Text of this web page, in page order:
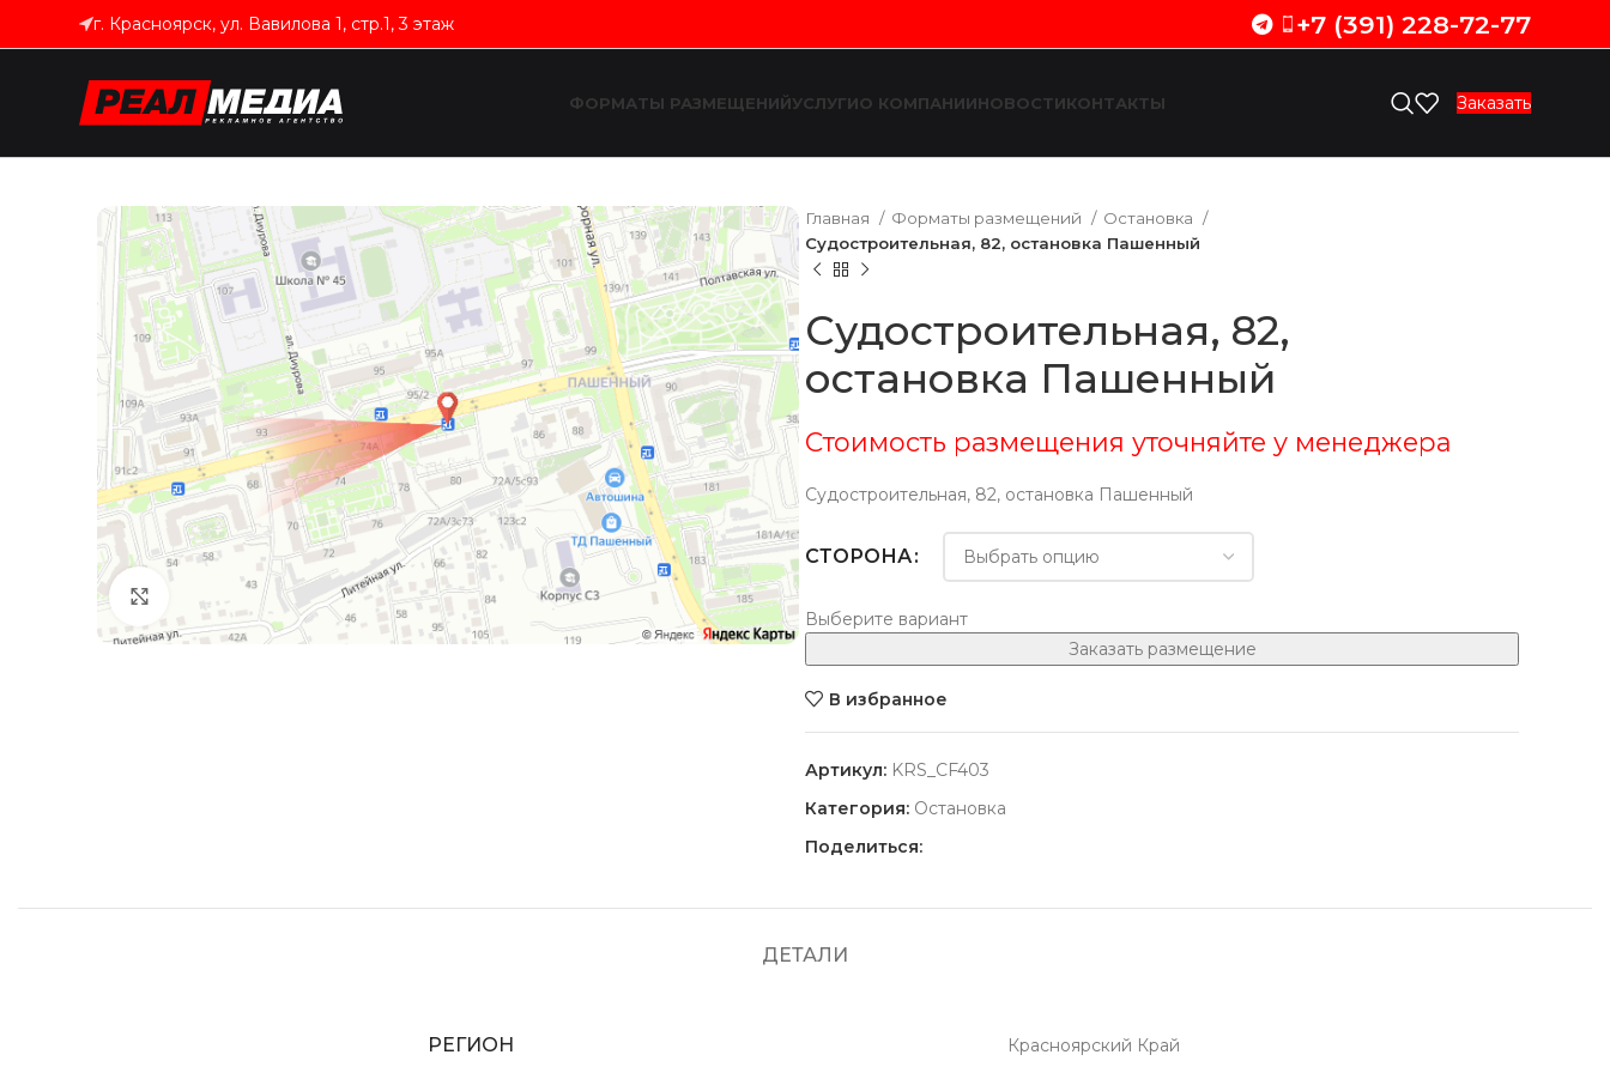
г. Красноярск, ул. Вавилова 1, стр.1, 3 этаж +7 (391) 228-72-77
ФОРМАТЫ РАЗМЕЩЕНИЙ
ПОПУЛЯРНЫЕ
Красной Армии 109, в пересечении с 1905 года
УСЛУГИО КОМПАНИИНОВОСТИКОНТАКТЫ Заказать
Главная Форматы размещений
Остановка
Судостроительная, 82, остановка Пашенный
Судостроительная, 82,
остановка Пашенный
Стоимость размещения уточняйте у менеджера
Судостроительная, 82, остановка Пашенный
СТОРОНА
Выберите вариант
Заказать размещение
В избранное
Артикул: KRS_CF403
Категория: Остановка
Поделиться:
ДЕТАЛИ
РЕГИОН Красноярский Край